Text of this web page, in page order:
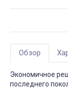
Обзор
Экономичное
последнего